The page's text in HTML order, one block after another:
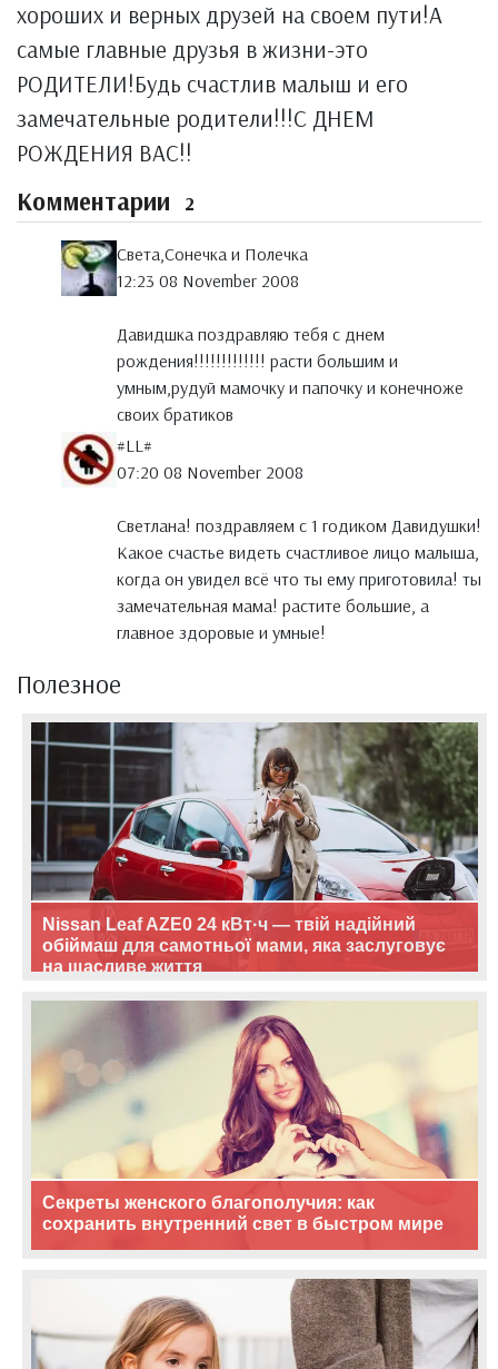
хороших и верных друзей на своем пути!А
самые главные друзья в жизни-это
РОДИТЕЛИ!Будь счастлив малыш и его
замечательные родители!!!С ДНЕМ
РОЖДЕНИЯ ВАС!!
Комментарии 2
Света,Сонечка и Полечка
12:23 08 November 2008
Давидшка поздравляю тебя с днем
рождения!!!!!!!!!!!!! расти большим и
умным,рудуй мамочку и папочку и конечноже
своих братиков
#LL#
07:20 08 November 2008
Светлана! поздравляем с 1 годиком Давидушки!
Какое счастье видеть счастливое лицо малыша,
когда он увидел всё что ты ему приготовила! ты
замечательная мама! растите большие, а
главное здоровые и умные!
Полезное
Nissan Leaf AZE0 24 кВт·ч — твій надійний
обіймаш для самотньої мами, яка заслуговує
на щасливе життя
Секреты женского благополучия: как
сохранить внутренний свет в быстром мире